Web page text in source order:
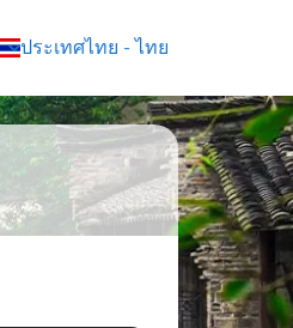
ประเทศไทย - ไทย
keyboard_arrow_down